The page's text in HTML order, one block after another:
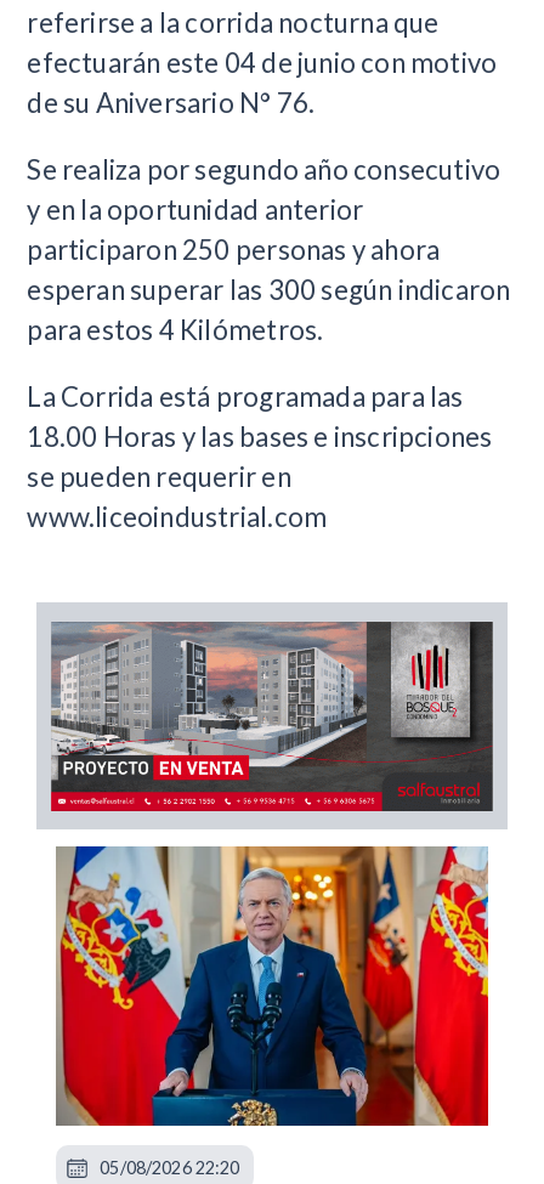
referirse a la corrida nocturna que
efectuarán este 04 de junio con motivo
de su Aniversario N° 76.
Se realiza por segundo año consecutivo
y en la oportunidad anterior
participaron 250 personas y ahora
esperan superar las 300 según indicaron
para estos 4 Kilómetros.
La Corrida está programada para las
18.00 Horas y las bases e inscripciones
se pueden requerir en
www.liceoindustrial.com
05/08/2026 22:20